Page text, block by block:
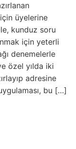
üyelerine
kunduz soru
için yeterli
denemelerle
özel yılda iki
adresine
bu […]